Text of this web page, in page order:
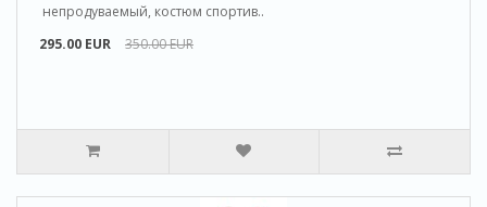
непродуваемый, костюм спортив..
295.00 EUR
350.00 EUR